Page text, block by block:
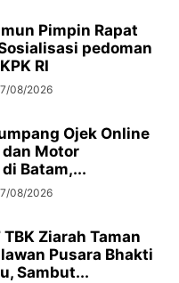
Pimpin Rapat
pedoman
RI
08/2026
Ojek Online
dan Motor
Batam,...
08/2026
Ziarah Taman
Pusara Bhakti
Sambut...